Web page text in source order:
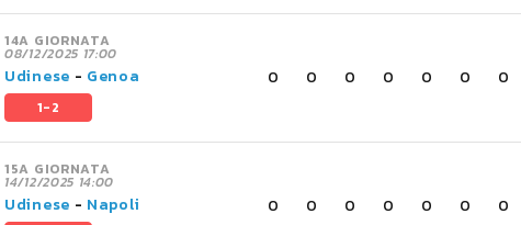
14A GIORNATA
08/12/2025 17:00
Udinese - Genoa
1-2
0 0 0 0 0 0 0
15A GIORNATA
14/12/2025 14:00
Udinese - Napoli 0 0 0 0 0 0 0